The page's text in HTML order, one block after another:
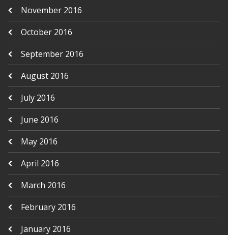
November 2016
October 2016
September 2016
August 2016
July 2016
June 2016
May 2016
April 2016
March 2016
February 2016
January 2016